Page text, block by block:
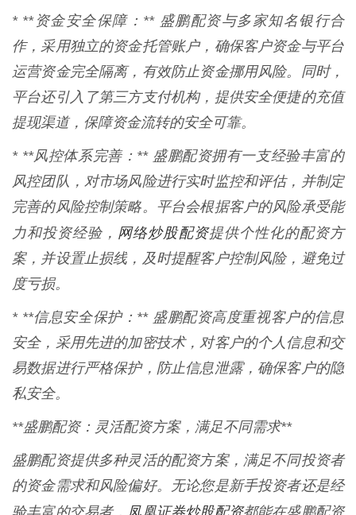
* **资金安全保障：** 盛鹏配资与多家知名银行合
作，采用独立的资金托管账户，确保客户资金与平台
运营资金完全隔离，有效防止资金挪用风险。同时，
平台还引入了第三方支付机构，提供安全便捷的充值
提现渠道，保障资金流转的安全可靠。
* **风控体系完善：** 盛鹏配资拥有一支经验丰富的
风控团队，对市场风险进行实时监控和评估，并制定
完善的风险控制策略。平台会根据客户的风险承受能
力和投资经验， 网络炒股配资提供个性化的配资方
案，并设置止损线，及时提醒客户控制风险，避免过
度亏损。
* **信息安全保护：** 盛鹏配资高度重视客户的信息
安全，采用先进的加密技术，对客户的个人信息和交
易数据进行严格保护，防止信息泄露，确保客户的隐
私安全。
**盛鹏配资：灵活配资方案，满足不同需求**
盛鹏配资提供多种灵活的配资方案，满足不同投资者
的资金需求和风险偏好。无论您是新手投资者还是经